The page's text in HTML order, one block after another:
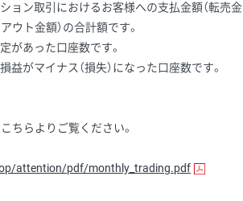
ョン取引におけるお客様への支払金額（転売金
ウト金額）の合計額です。
あった口座数です。
益がマイナス（損失）になった口座数です。
ちらよりご覧ください。
attention/pdf/monthly_trading.pdf